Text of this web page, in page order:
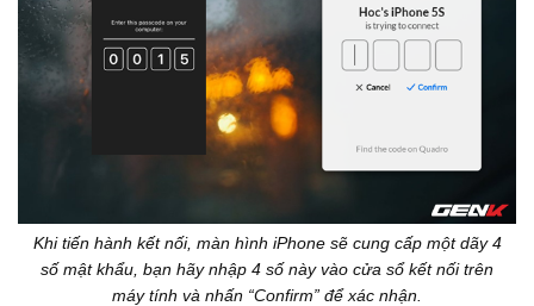
Khi tiến hành kết nối, màn hình iPhone sẽ cung cấp một dãy 4
số mật khẩu, bạn hãy nhập 4 số này vào cửa sổ kết nối trên
máy tính và nhấn “Confirm” để xác nhận.